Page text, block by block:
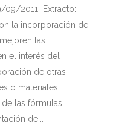
09/2011 Extracto:
la incorporación de
las
el interés del
de otras
o materiales
las fórmulas
de...